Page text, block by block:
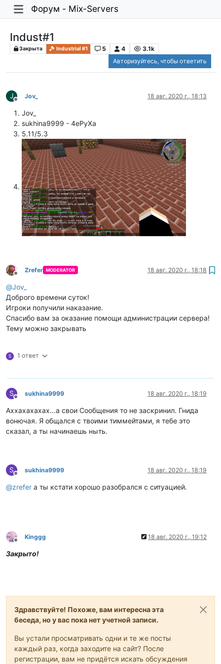
Форум - Mix-Servers
Indust#1
Закрыта Industrial #1 5 4
3.1k
Авторизуйтесь, чтобы ответить
J
Не в сети
Jov_ 18 авг. 2020 г., 18:13
Jov_
sukhina9999 - 4ePyXa
5.11/5.3
Не в сети
Zrefer MODERATOR 18 авг. 2020 г., 18:18
@Jov_
Доброго времени суток!
Игроки получили наказание.
Спасибо вам за оказание помощи администрации сервера!
Тему можно закрывать
S 1 ответ
S
Не в сети
sukhina9999 18 авг. 2020 г., 18:19
Аххахахахах...а свои Сообщения то не заскринил. Гнида
вонючая. Я общался с твоими тиммейтами, я тебе это
сказал, а ты начинаешь ныть.
S
Не в сети
sukhina9999 18 авг. 2020 г., 18:19
@zrefer а ты кстати хорошо разобрался с ситуацией.
Не в сети
Kinggg 18 авг. 2020 г., 19:12
Закрыто!
Здравствуйте! Похоже, вам интересна эта
беседа, но у вас пока нет учетной записи.
Вы устали просматривать одни и те же посты
каждый раз, когда заходите на сайт? После
регистрации, вам не придётся искать обсуждения